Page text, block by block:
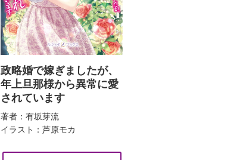
政略婚で嫁ぎましたが、
年上旦那様から異常に愛
されています
著者：有坂芽流
イラスト：芦原モカ